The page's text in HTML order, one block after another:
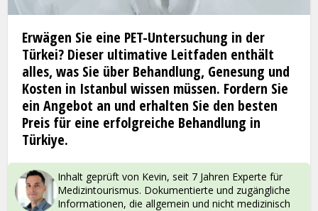
Erwägen Sie eine PET-Untersuchung in der
Türkei? Dieser ultimative Leitfaden enthält
alles, was Sie über Behandlung, Genesung und
Kosten in Istanbul wissen müssen. Fordern Sie
ein Angebot an und erhalten Sie den besten
Preis für eine erfolgreiche Behandlung in
Türkiye.
Inhalt geprüft von Kevin, seit 7 Jahren Experte für
Medizintourismus. Dokumentierte und zugängliche
Informationen, die allgemein und nicht medizinisch